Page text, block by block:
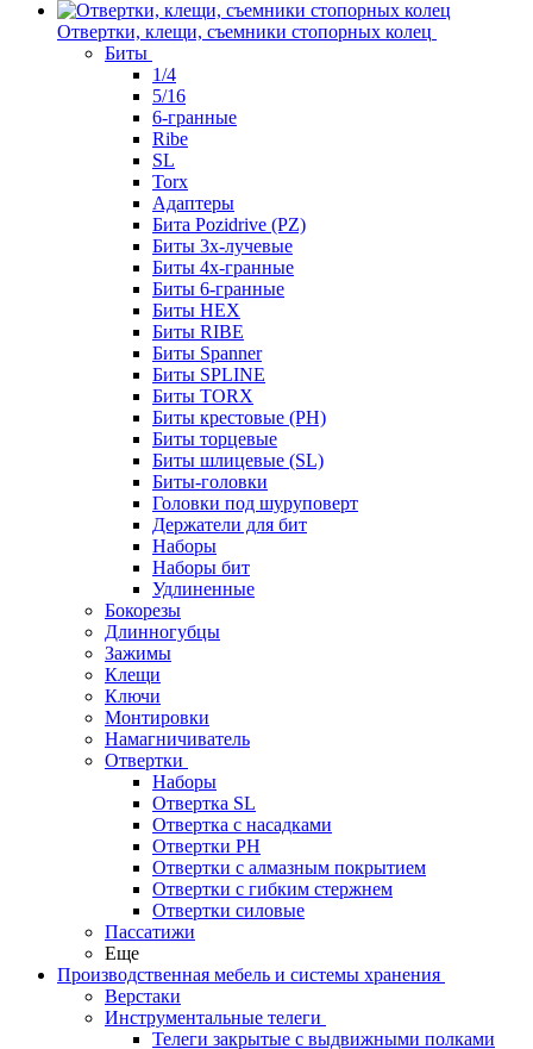
Отвертки, клещи, съемники стопорных колец
Биты
1/4
5/16
6-гранные
Ribe
SL
Torx
Адаптеры
Бита Pozidrive (PZ)
Биты 3х-лучевые
Биты 4х-гранные
Биты 6-гранные
Биты HEX
Биты RIBE
Биты Spanner
Биты SPLINE
Биты TORX
Биты крестовые (PH)
Биты торцевые
Биты шлицевые (SL)
Биты-головки
Головки под шуруповерт
Держатели для бит
Наборы
Наборы бит
Удлиненные
Бокорезы
Длинногубцы
Зажимы
Клещи
Ключи
Монтировки
Намагничиватель
Отвертки
Наборы
Отвертка SL
Отвертка с насадками
Отвертки PH
Отвертки с алмазным покрытием
Отвертки с гибким стержнем
Отвертки силовые
Пассатижи
Еще
Производственная мебель и системы хранения
Верстаки
Инструментальные телеги
Телеги закрытые с выдвижными полками